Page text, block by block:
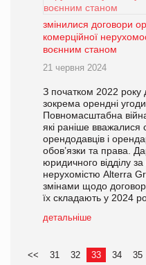
змінилися договори
комерційної
воєнним станом
21 червня 2024
З початком 2022 року
зокрема орендні
Повномасштабна
які раніше
орендодавців і
обов’язки та права.
юридичного відділу
нерухомістю Alterra
змінами щодо
їх складають у 2024
детальніше
<< 31 32 33 34 35